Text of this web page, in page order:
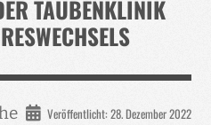
TAUBENKLINIK
Veröffentlicht: 28. Dezember 2022